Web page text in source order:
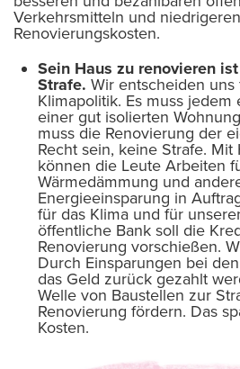
Verkehrsmitteln und niedrigeren
Renovierungskosten.
Sein Haus zu renovieren
Strafe. Wir entscheiden
Klimapolitik. Es muss
einer gut isolierten
muss die Renovierung der
Recht sein, keine Strafe.
können die Leute Arbeiten
Wärmedämmung und
Energieeinsparung in
für das Klima und für
öffentliche Bank soll die
Renovierung vorschießen.
Durch Einsparungen bei
das Geld zurück gezahlt
Welle von Baustellen zur
Renovierung fördern. Das
Kosten.